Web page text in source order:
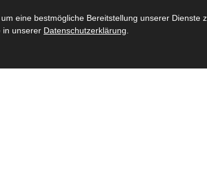
Über uns Schützenfest
eine bestmögliche Bereitstellung unserer
in unserer Datenschutzerklärung